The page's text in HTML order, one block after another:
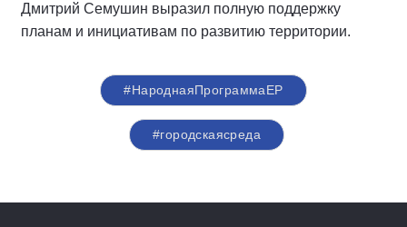
Дмитрий Семушин выразил полную поддержку
планам и инициативам по развитию территории.
#НароднаяПрограммаЕР
#городскаясреда